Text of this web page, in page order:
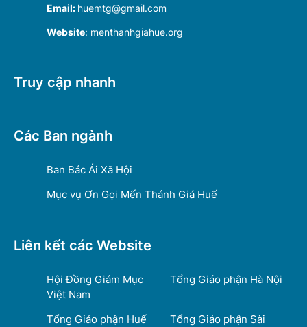
Email: huemtg@gmail.com
Website: menthanhgiahue.org
Truy cập nhanh
Các Ban ngành
Ban Bác Ái Xã Hội
Mục vụ Ơn Gọi Mến Thánh Giá Huế
Liên kết các Website
Hội Đồng Giám Mục
Việt Nam
Tổng Giáo phận Hà Nội
Tổng Giáo phận Huế
Tổng Giáo phận Sài